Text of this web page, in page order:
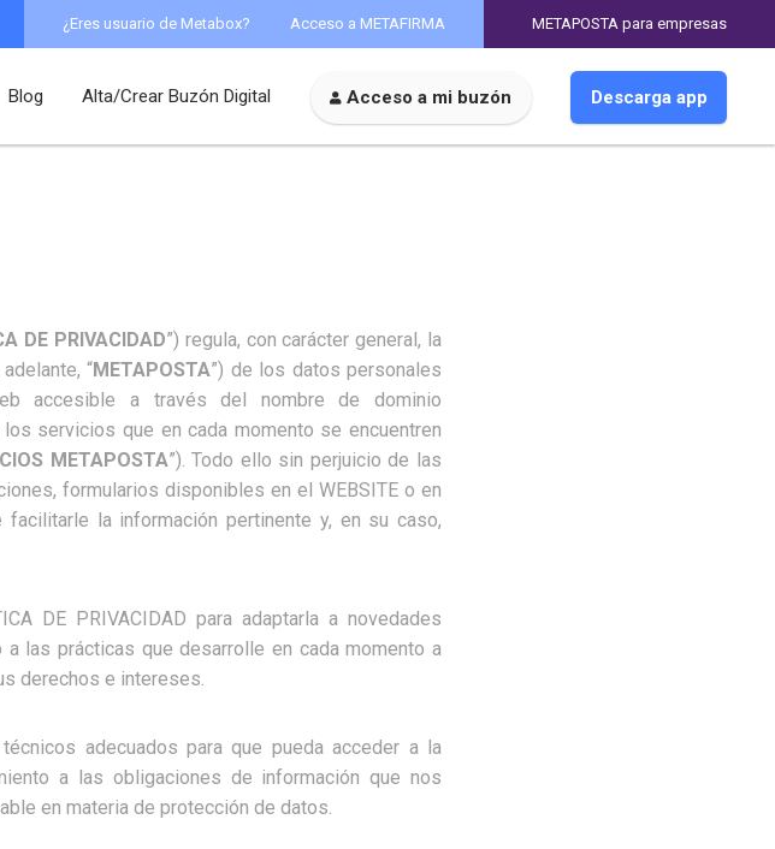
¿Eres usuario de Metabox? Acceso a METAFIRMA METAPOSTA para empresas
Blog Alta/Crear Buzón Digital Acceso a mi buzón Descarga app
DE PRIVACIDAD”) regula, con carácter general, la
“METAPOSTA”) de los datos personales
accesible a través del nombre de dominio
los servicios que en cada momento se encuentren
METAPOSTA”). Todo ello sin perjuicio de las
formularios disponibles en el WEBSITE o en
facilitarle la información pertinente y, en su caso,
DE PRIVACIDAD para adaptarla a novedades
las prácticas que desarrolle en cada momento a
derechos e intereses.
adecuados para que pueda acceder a la
a las obligaciones de información que nos
en materia de protección de datos.